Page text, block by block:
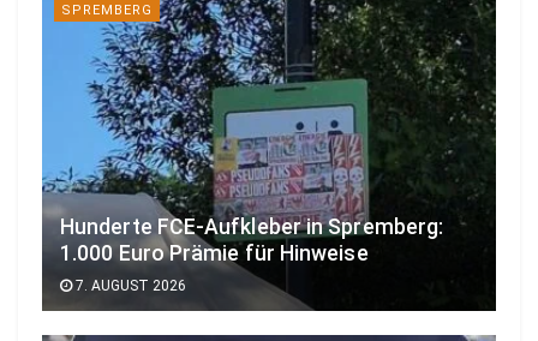
SPREMBERG
Hunderte FCE-Aufkleber in Spremberg:
1.000 Euro Prämie für Hinweise
7. AUGUST 2026